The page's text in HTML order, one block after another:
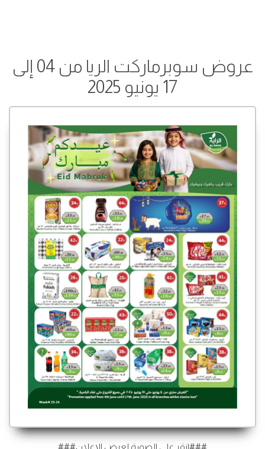
عروض سوبرماركت الريا من 04 إلى
17 يونيو 2025